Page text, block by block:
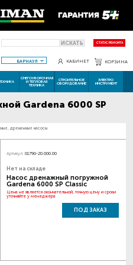
ИСКАТЬ СТАТУС РЕМОНТА
БАРНАУЛ КАБИНЕТ КОРЗИНА
СНЕГОУБОРОЧНАЯ
И ТЕПЛОВАЯ
ТЕХНИКА
СТРОИТЕЛЬНОЕ
ОБОРУДОВАНИЕ
ЭЛЕКТРО
ИНСТРУМЕНТ
Gardena 6000 SP
дренажные насосы
Артикул: 01790-20.000.00
Нет на складе
Насос дренажный погружной
Gardena 6000 SP Classic
Цена не является окончательной, точную цену и сроки
уточняйте у менеджера
ПОД ЗАКАЗ